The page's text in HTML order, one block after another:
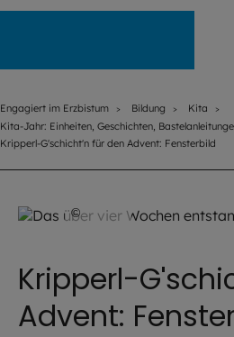
Engagiert im Erzbistum Bildung
Kita
Kita-Jahr: Einheiten, Geschichten,
Kripperl-G'schicht'n für den Advent: Fensterbild
© EOM
Kripperl-
Advent: